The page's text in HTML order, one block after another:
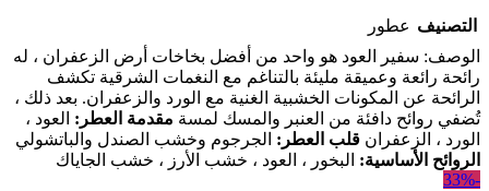
التصنيف عطور
الوصف: سفير العود هو واحد من أفضل بخاخات أرض الزعفران ، له
رائحة رائعة وعميقة مليئة بالتناغم مع النغمات الشرقية تكشف
الرائحة عن المكونات الخشبية الغنية مع الورد والزعفران. بعد ذلك ،
تُضفي روائح دافئة من العنبر والمسك لمسة مقدمة العطر: العود ،
الورد ، الزعفران قلب العطر: الجرجوم وخشب الصندل والباتشولي
الروائح الأساسية: البخور ، العود ، خشب الأرز ، خشب الجاياك
-33%